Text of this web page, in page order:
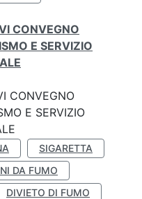
CONVEGNO
E SERVIZIO
CONVEGNO
E SERVIZIO
SIGARETTA
DA FUMO
DIVIETO DI FUMO